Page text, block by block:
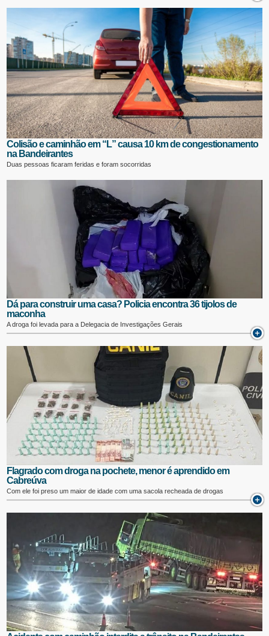
Colisão e caminhão em “L” causa 10 km de congestionamento
na Bandeirantes
Duas pessoas ficaram feridas e foram socorridas
Dá para construir uma casa? Policia encontra 36 tijolos de
maconha
A droga foi levada para a Delegacia de Investigações Gerais
Flagrado com droga na pochete, menor é aprendido em
Cabreúva
Com ele foi preso um maior de idade com uma sacola recheada de drogas